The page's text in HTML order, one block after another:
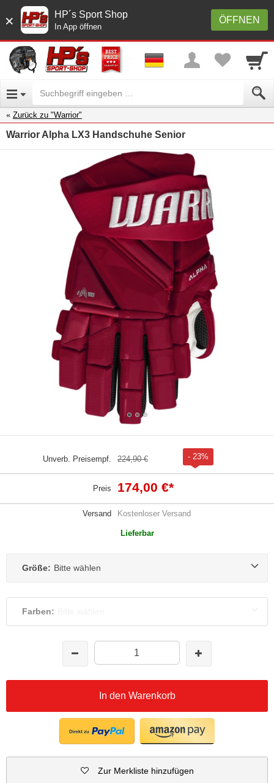
× ÖFFNEN
HP´s Sport Shop
In App öffnen
Zurück zu "Warrior"
Warrior Alpha LX3 Handschuhe Senior
Unverb. Preisempf. 224,90 € - 23%
Preis 174,00 €*
Versand Kostenloser Versand
Lieferbar
Größe: Bitte wählen
Farben:
In den Warenkorb
Zur Merkliste hinzufügen